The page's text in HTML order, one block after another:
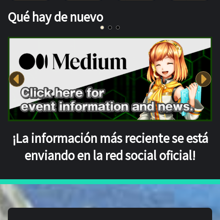
Qué hay de nuevo
¡La información más reciente se está
enviando en la red social oficial!